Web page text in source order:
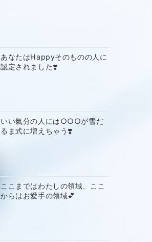
あなたはHappyそのものの人に
認定されました❣️
いい氣分の人には○○○が雪だ
るま式に増えちゃう❣️
ここまではわたしの領域、ここ
からはお愛手の領域💕